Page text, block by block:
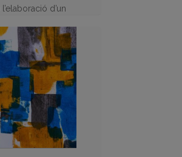
d’un